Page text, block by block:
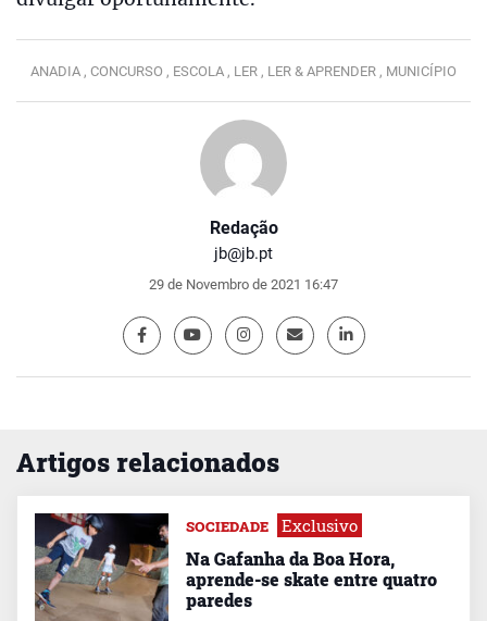
Redação
jb@jb.pt
29 de Novembro de 2021 16:47
ANADIA , CONCURSO , ESCOLA , LER , LER & APRENDER , MUNICÍPIO
Artigos relacionados
SOCIEDADE Exclusivo
Na Gafanha da Boa Hora,
aprende-se skate entre quatro
paredes